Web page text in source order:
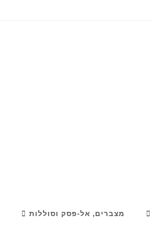
מצברים, אל-פסק וסוללות